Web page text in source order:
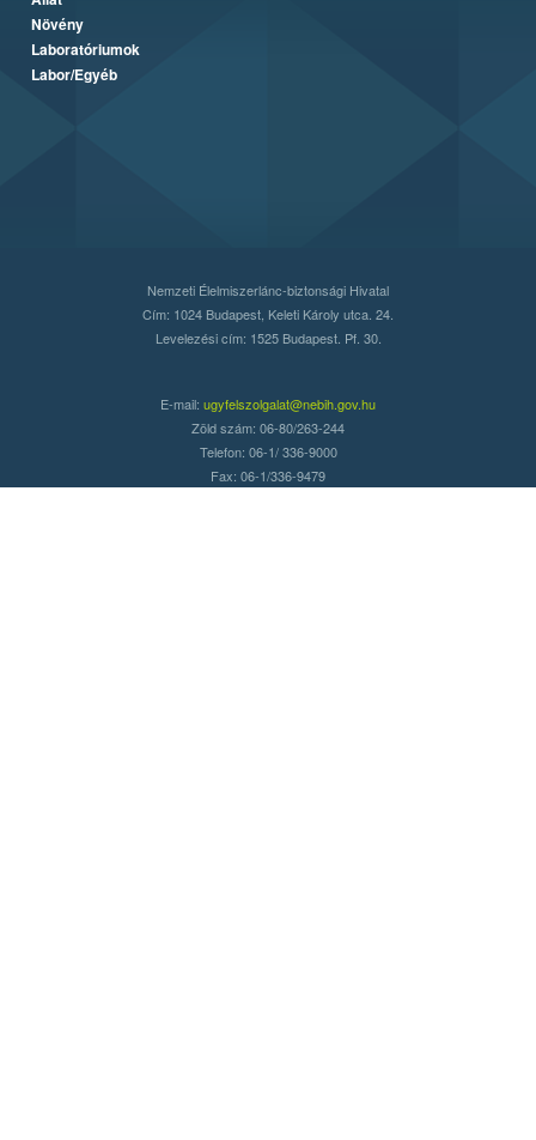
Növény
Laboratóriumok
Labor/Egyéb
Nemzeti Élelmiszerlánc-biztonsági Hivatal
Cím: 1024 Budapest, Keleti Károly utca. 24.
Levelezési cím: 1525 Budapest. Pf. 30.
E-mail: ugyfelszolgalat@nebih.gov.hu
Zöld szám: 06-80/263-244
Telefon: 06-1/ 336-9000
Fax: 06-1/336-9479